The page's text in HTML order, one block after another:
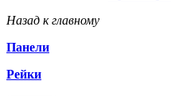
Назад к главному
Панели
Рейки